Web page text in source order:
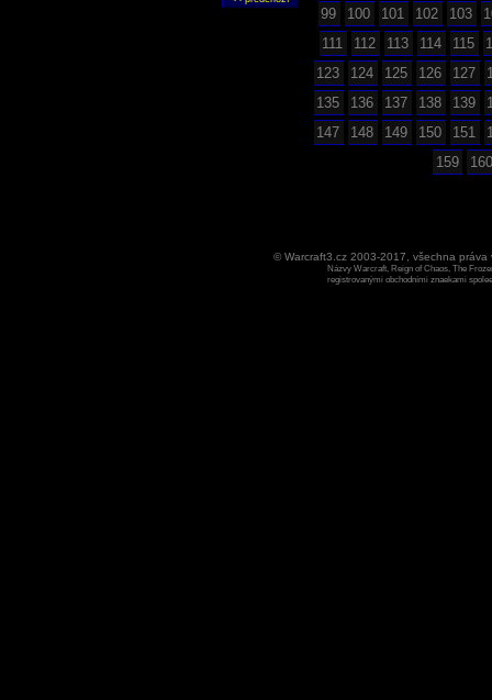
99
100 101 102 103
111
112 113 114 115
123
124 125 126 127
135
136 137 138 139
147
148 149 150 151
159
160
© Warcraft3.cz 2003-2017, všechna
Názvy Warcraft, Reign of Chaos, The
registrovanými obchodními znaekami